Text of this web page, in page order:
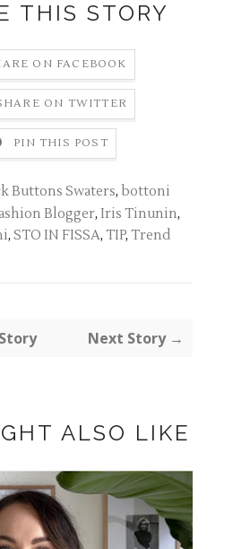
THIS STORY
ON FACEBOOK
ON TWITTER
PIN THIS POST
Buttons Swaters, bottoni
Blogger, Iris Tinunin,
, STO IN FISSA, TIP, Trend
Next Story →
ALSO LIKE